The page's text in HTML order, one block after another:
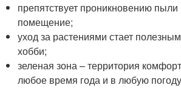
препятствует проникновению
помещение;
уход за растениями стает
хобби;
зеленая зона – территория
любое время года и в любую